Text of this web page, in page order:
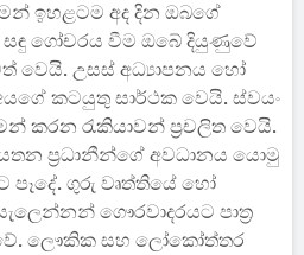
ඉහළටම අද දින ඔබගේ
ගෝචරය වීම ඔබේ දියුණුවේ
වෙයි. උසස් අධ්‍යාපනය හෝ
කටයුතු සාර්ථක වෙයි. ස්වයං
කරන රැකියාවන් ප්‍රචලිත වෙයි.
ප්‍රධානීන්ගේ අවධානය යොමු
ගුරු වෘත්තියේ හෝ
ගෞරවාදරයට පාත්‍ර
ලෞකික සහ ලෝකෝත්තර